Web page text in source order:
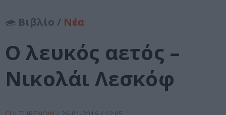
Βιβλίο / Νέα
Ο λευκός αετός –
Νικολάι Λεσκόφ